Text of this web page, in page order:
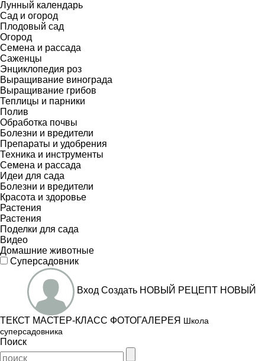
Лунный календарь
Сад и огород
Плодовый сад
Огород
Семена и рассада
Саженцы
Энциклопедия роз
Выращивание винограда
Выращивание грибов
Теплицы и парники
Полив
Обработка почвы
Болезни и вредители
Препараты и удобрения
Техника и инструменты
Семена и рассада
Идеи для сада
Болезни и вредители
Красота и здоровье
Растения
Растения
Поделки для сада
Видео
Домашние животные
Суперсадовник
Вход Создать НОВЫЙ РЕЦЕПТ НОВЫЙ
ТЕКСТ МАСТЕР-КЛАСС ФОТОГАЛЕРЕЯ Школа
суперсадовника
Поиск